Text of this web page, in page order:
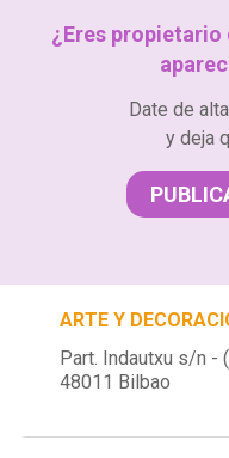
¿Eres
Date de
y deja
ARTE Y
Part. Indautxu s/n -
48011 Bilbao